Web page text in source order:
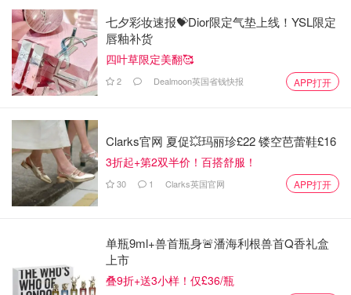
七夕彩妆速报💝Dior限定气垫上线！YSL限定
唇釉补货
四叶草限定美翻🥰
2 Dealmoon英国省钱快报 APP打开
Clarks官网 夏促💥玛丽珍£22 镂空芭蕾鞋£16
3折起+第2双半价！百搭舒服！
30 1 Clarks英国官网 APP打开
单瓶9ml+兽首瓶身🚨潘海利根兽首Q香礼盒
上市
叠9折+送3小样！仅£36/瓶